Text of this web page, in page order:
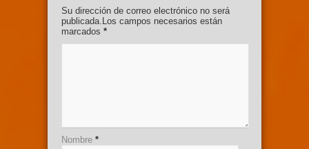
Su dirección de correo electrónico no será
publicada.Los campos necesarios están
marcados *
Nombre *